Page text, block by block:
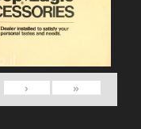
«
‹